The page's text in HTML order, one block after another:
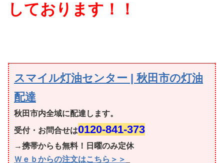
しております！！
スマイル灯油センター | 秋田市の灯油
配達
秋田市内全域に配達します。
受付・お問合せは0120-841-373
→携帯からも無料！日曜のみ定休
Ｗｅｂからの注文はこちら＞＞